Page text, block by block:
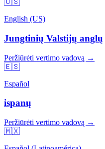
🇺🇸
English (US)
Jungtinių Valstijų anglų
Peržiūrėti vertimo vadovą →
🇪🇸
Español
ispanų
Peržiūrėti vertimo vadovą →
🇲🇽